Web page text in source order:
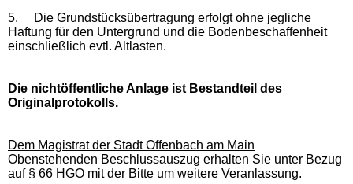
5.
Die Grundstücksübertragung erfolgt ohne jegliche
Haftung für den Untergrund und die Bodenbeschaffenheit
einschließlich evtl. Altlasten.
Die nichtöffentliche Anlage ist Bestandteil des
Originalprotokolls.
Dem Magistrat der Stadt Offenbach am Main
Obenstehenden Beschlussauszug erhalten Sie unter Bezug
auf § 66 HGO mit der Bitte um weitere Veranlassung.